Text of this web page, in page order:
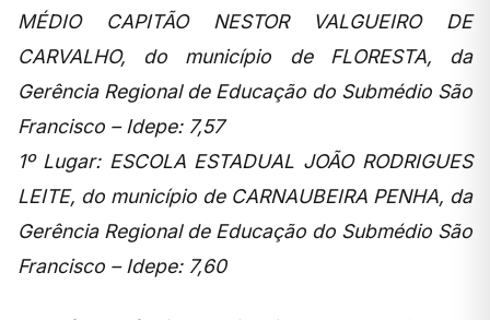
MÉDIO CAPITÃO NESTOR VALGUEIRO DE
CARVALHO, do município de FLORESTA, da
Gerência Regional de Educação do Submédio São
Francisco – Idepe: 7,57
1º Lugar: ESCOLA ESTADUAL JOÃO RODRIGUES
LEITE, do município de CARNAUBEIRA PENHA, da
Gerência Regional de Educação do Submédio São
Francisco – Idepe: 7,60